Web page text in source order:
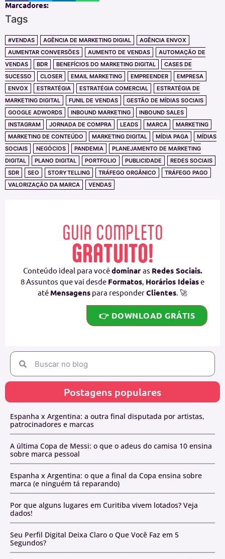
Marcadores:
Tags
#VENDAS AGÊNCIA DE MARKETING DIGIAL
AGÊNCIA ENVOX
AUMENTAR CONVERSÕES
AUMENTO DE VENDAS
AUTOMAÇÃO DE
VENDAS
BDR BENEFÍCIOS DO MARKETING DIGITAL
CASES DE
SUCESSO
CLOSER EMAIL MARKETING EMPREENDER
EMPRESA
ENVOX
ESTRATÉGIA ESTRATÉGIA COMERCIAL
ESTRATÉGIA DE
MARKETING DIGITAL
FUNIL DE VENDAS
GESTÃO DE MÍDIAS SOCIAIS
GOOGLE ADWORDS
INBOUND MARKETING
INBOUND SALES
INSTAGRAM
JORNADA DE COMPRA LEADS MARCA
MARKETING
MARKETING DE CONTEÚDO
MARKETING DIGITAL MÍDIA PAGA
MÍDIAS
SOCIAIS
NEGÓCIOS PANDEMIA
PLANEJAMENTO DE MARKETING
DIGITAL
PLANO DIGITAL PORTFOLIO PUBLICIDADE
REDES SOCIAIS
SDR
SEO STORYTELLING TRÁFEGO ORGÂNICO
TRÁFEGO PAGO
VALORIZAÇÃO DA MARCA
VENDAS
GUIA COMPLETO
GRATUITO!
Conteúdo ideal para vocêdominar as Redes Sociais.
8 Assuntos que vai desde Formatos Horários Ideiase
até Mensagens para responderClientes . 🚀
👉 DOWNLOAD GRÁTIS
Postagens populares
Espanha x Argentina: a outra final disputada por artistas,
patrocinadores e marcas
A última Copa de Messi: o que o adeus do camisa 10 ensina
sobre marca pessoal
Espanha x Argentina: o que a final da Copa ensina sobre
marca (e ninguém tá reparando)
Por que alguns lugares em Curitiba vivem lotados? Veja
dados!
Seu Perfil Digital Deixa Claro o Que Você Faz em 5
Segundos?